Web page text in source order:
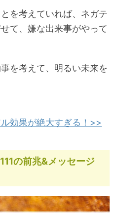
を考えていれば、ネガテ
て、嫌な出来事がやって
を考えて、明るい未来を
効果が絶大すぎる！>>
の前兆&メッセージ